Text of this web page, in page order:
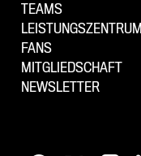
TEAMS
LEISTUNGSZENTRUM
FANS
MITGLIEDSCHAFT
NEWSLETTER